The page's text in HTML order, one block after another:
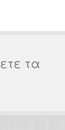
τα